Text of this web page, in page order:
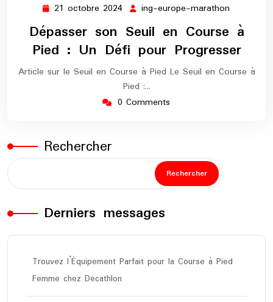
21 octobre 2024 21
octobre
2024
ing-europe-marathon
europe-
marathon
Dépasser son Seuil en Course à
Pied : Un Défi pour Progresser
Article sur le Seuil en Course à Pied Le Seuil en Course à
Pied :…
0 Comments
Rechercher
Rechercher
Derniers messages
Trouvez l’Équipement Parfait pour la Course à Pied
Femme chez Decathlon